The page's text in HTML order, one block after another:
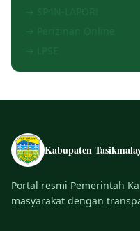
Kabupaten
Portal resmi Pemerintah
masyarakat dengan